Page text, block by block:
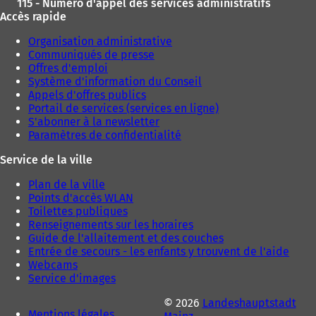
115 - Numéro d'appel des services administratifs
Accès rapide
Organisation administrative
Communiqués de presse
Offres d'emploi
Système d'information du Conseil
Appels d'offres publics
Portail de services (services en ligne)
S'abonner à la newsletter
Paramètres de confidentialité
Service de la ville
Plan de la ville
Points d'accès WLAN
Toilettes publiques
Renseignements sur les horaires
Guide de l'allaitement et des couches
Entrée de secours - les enfants y trouvent de l'aide
Webcams
Service d'images
© 2026 Landeshauptstadt